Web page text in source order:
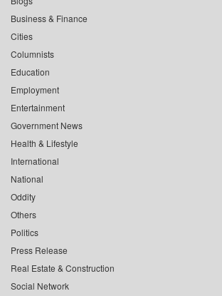
Business & Finance
Cities
Columnists
Education
Employment
Entertainment
Government News
Health & Lifestyle
International
National
Oddity
Others
Politics
Press Release
Real Estate & Construction
Social Network